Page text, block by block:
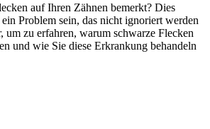
auf Ihren Zähnen bemerkt? Dies
Problem sein, das nicht ignoriert werden
um zu erfahren, warum schwarze Flecken
und wie Sie diese Erkrankung behandeln